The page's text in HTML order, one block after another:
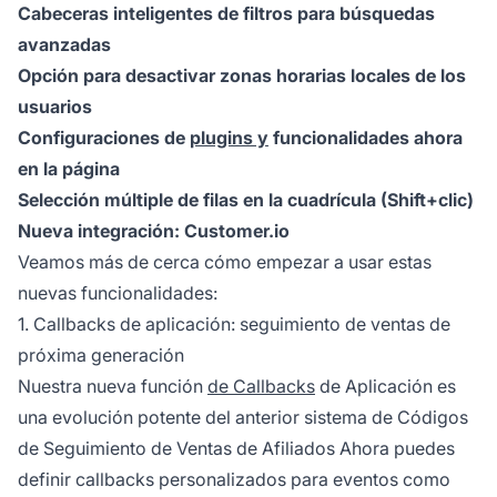
Cabeceras inteligentes de filtros para búsquedas
avanzadas
Opción para desactivar zonas horarias locales de los
usuarios
Configuraciones de plugins y funcionalidades ahora
en la página
Selección múltiple de filas en la cuadrícula (Shift+clic)
Nueva integración: Customer.io
Veamos más de cerca cómo empezar a usar estas
nuevas funcionalidades:
1. Callbacks de aplicación: seguimiento de ventas de
próxima generación
Nuestra nueva función de Callbacks de Aplicación es
una evolución potente del anterior sistema de Códigos
de Seguimiento de Ventas de Afiliados Ahora puedes
definir callbacks personalizados para eventos como